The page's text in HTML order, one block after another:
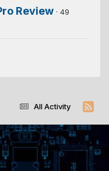
Review · 49
All Activity